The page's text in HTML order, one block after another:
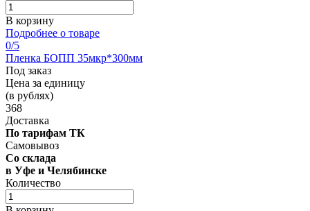
В корзину
Подробнее о товаре
0/5
Пленка БОПП 35мкр*300мм
Под заказ
Цена за единицу
(в рублях)
368
Доставка
По тарифам ТК
Самовывоз
Со склада
в Уфе и Челябинске
Количество